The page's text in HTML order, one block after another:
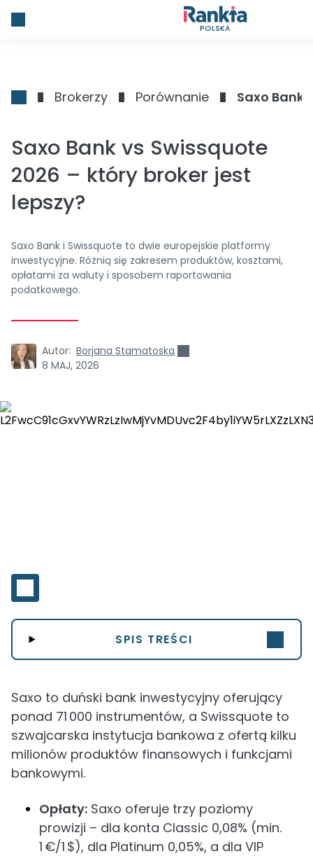
POLSKA
Brokerzy Porównanie Saxo Bank
Saxo Bank vs Swissquote
2026 – który broker jest
lepszy?
Saxo Bank i Swissquote to dwie europejskie platformy
inwestycyjne. Różnią się zakresem produktów, kosztami,
opłatami za waluty i sposobem raportowania
podatkowego.
Autor: Borjana Stamatoska
8 MAJ, 2026
SPIS TREŚCI
Saxo to duński bank inwestycyjny oferujący
ponad 71 000 instrumentów, a Swissquote to
szwajcarska instytucja bankowa z ofertą kilku
milionów produktów finansowych i funkcjami
bankowymi.
Opłaty: Saxo oferuje trzy poziomy
prowizji – dla konta Classic 0,08% (min.
1 €/1 $), dla Platinum 0,05%, a dla VIP